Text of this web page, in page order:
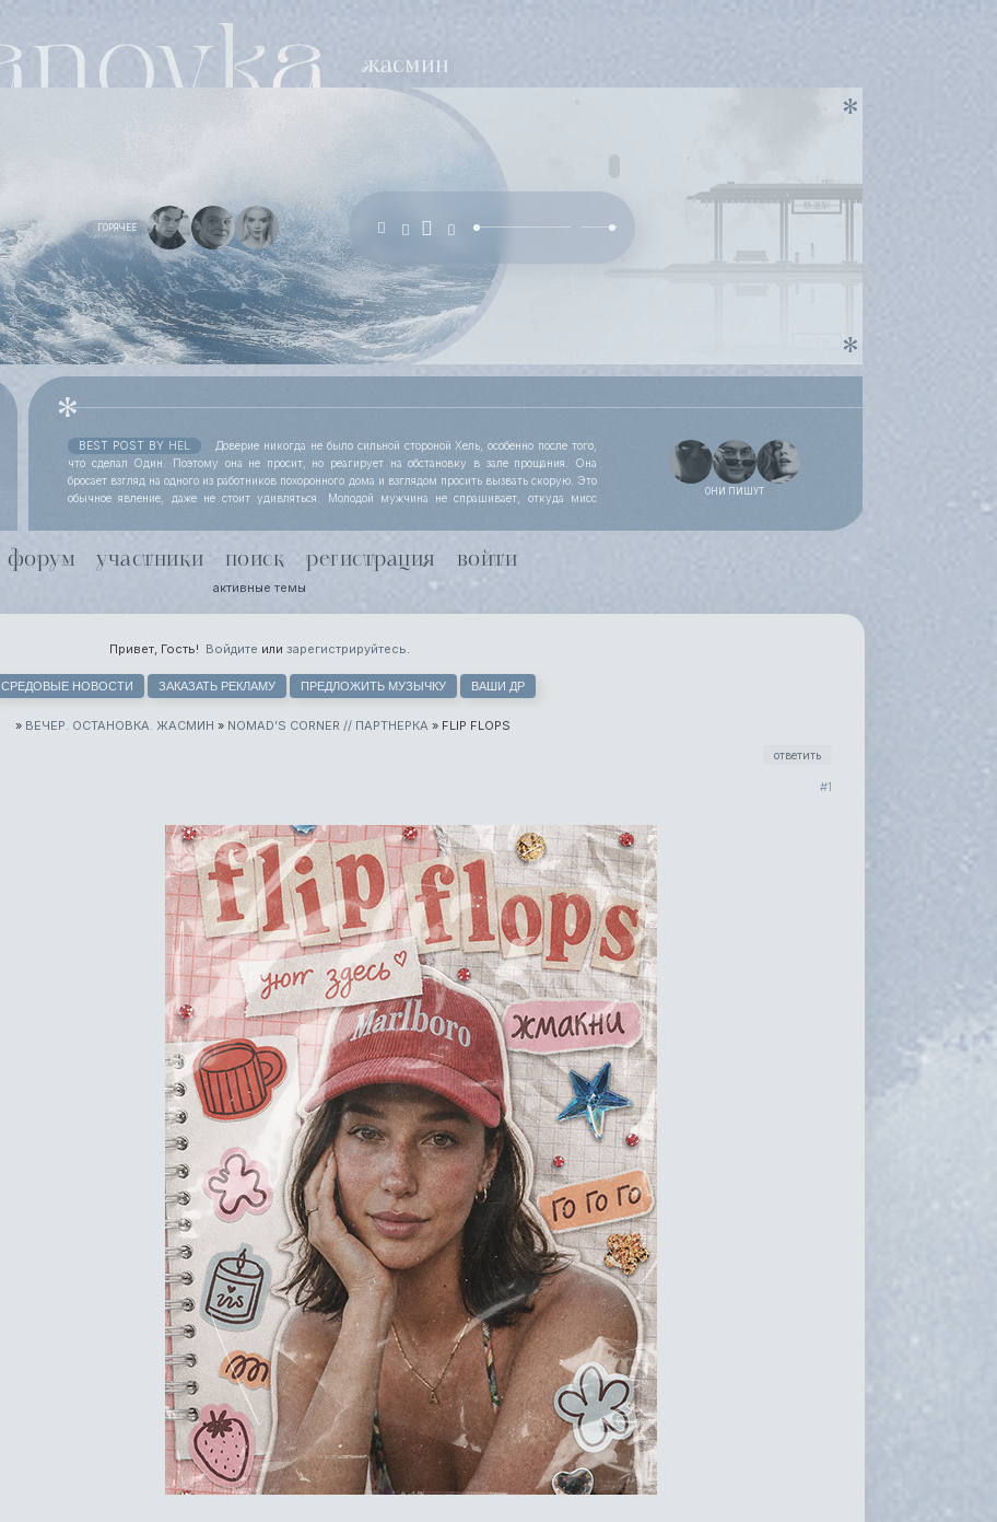
ОНИ ПИШУТ
BEST POST BY HEL
Доверие никогда не было сильной стороной Хель, особенно после того,
что сделал Один. Поэтому она не просит, но реагирует на обстановку в зале прощания. Она
бросает взгляд на одного из работников похоронного дома и взглядом просить вызвать скорую. Это
обычное явление, даже не стоит удивляться. Молодой мужчина не спрашивает, откуда мисс
поняли, что чутью незнакомки лучше доверять. Хель чуть хмурится.
ГОРЯЧЕЕ
форум участники поиск регистрация войти
активные темы
СРЕДОВЫЕ НОВОСТИ ЗАКАЗАТЬ РЕКЛАМУ ПРЕДЛОЖИТЬ МУЗЫЧКУ ВАШИ ДР
Привет, Гость! Войдите или зарегистрируйтесь.
» ВЕЧЕР. ОСТАНОВКА. ЖАСМИН » NOMAD’S CORNER // ПАРТНЕРКА » FLIP FLOPS
ответить
1